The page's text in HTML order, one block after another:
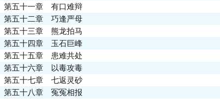
第五十一章 有口难辩
第五十二章 巧逢严母
第五十三章 熊龙拍马
第五十四章 玉石巨峰
第五十五章 患难共处
第五十六章 以毒攻毒
第五十七章 七返灵砂
第五十八章 冤冤相报